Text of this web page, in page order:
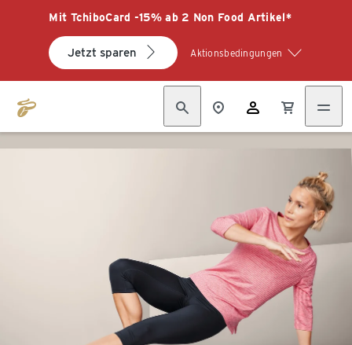
Mit TchiboCard -15% ab 2 Non Food Artikel*
Jetzt sparen Aktionsbedingungen